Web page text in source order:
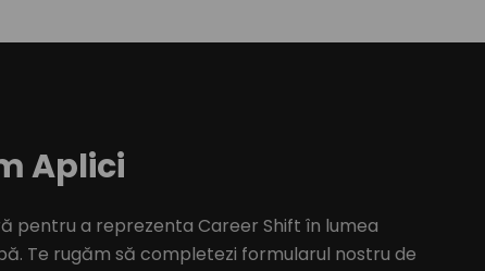
Aplici
pentru a reprezenta Career Shift în lumea
Te rugăm să completezi formularul nostru de